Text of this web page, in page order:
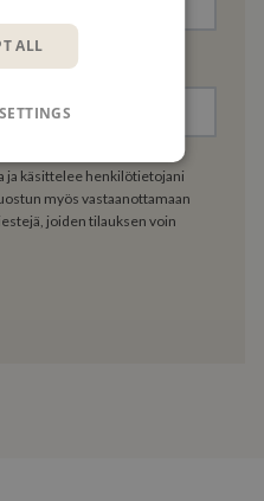
jo etukäteen?
ja käsittelee henkilötietojani
myös vastaanottamaan
joiden tilauksen voin
ALL